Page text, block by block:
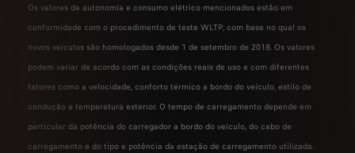
Os valores de autonomia e consumo elétrico mencionados estão em
conformidade com o procedimento de teste WLTP, com base no qual os
novos veículos são homologados desde 1 de setembro de 2018. Os valores
podem variar de acordo com as condições reais de uso e com diferentes
fatores como a velocidade, conforto térmico a bordo do veículo, estilo de
condução e temperatura exterior. O tempo de carregamento depende em
particular da potência do carregador a bordo do veículo, do cabo de
carregamento e do tipo e potência da estação de carregamento utilizada.